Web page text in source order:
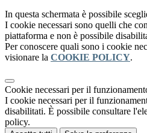
In questa schermata è possibile
I cookie necessari sono quelli che
piattaforma e non è possibile
Per conoscere quali sono i cookie
visionare la COOKIE POLICY.
Cookie necessari per il
I cookie necessari per il
disabilitati. È possibile consultare
policy.